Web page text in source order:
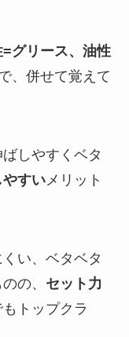
グリース、油性
、併せて覚えて
しやすくベタ
やすいメリット
い、ベタベタ
の、 セット力
トップクラ